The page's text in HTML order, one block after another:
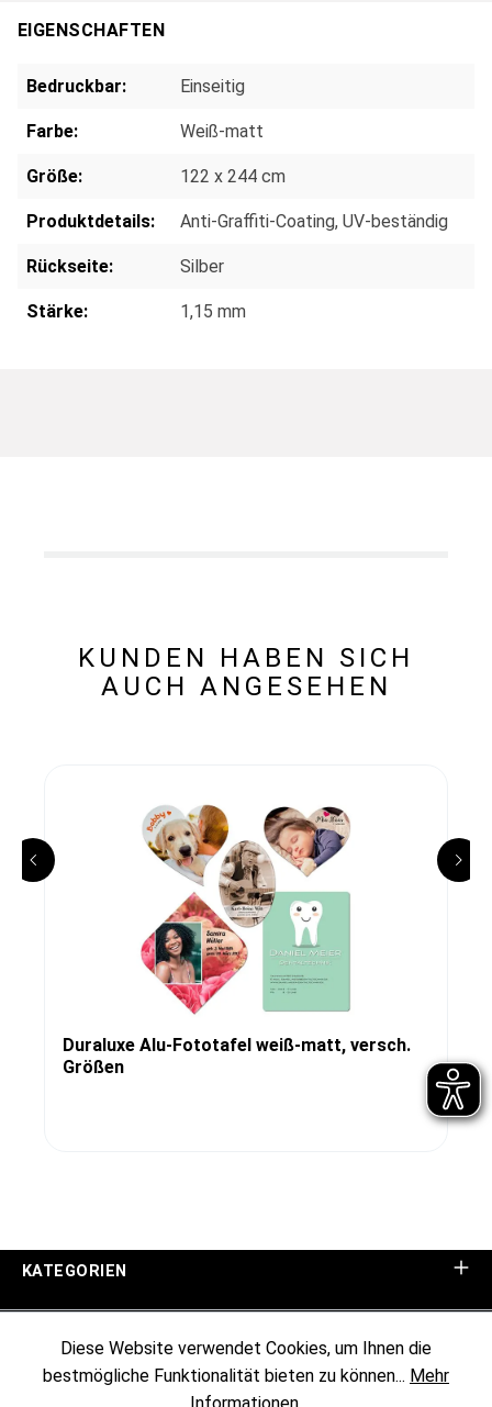
EIGENSCHAFTEN
Bedruckbar: Einseitig
Farbe: Weiß-matt
Größe: 122 x 244 cm
Produktdetails: Anti-Graffiti-Coating, UV-beständig
Rückseite: Silber
Stärke: 1,15 mm
KUNDEN HABEN SICH
AUCH ANGESEHEN
Duraluxe Alu-Fototafel weiß-matt, versch.
Größen
KATEGORIEN
KUNDENINFORMATIONEN
Diese Website verwendet Cookies, um Ihnen die
bestmögliche Funktionalität bieten zu können... Mehr